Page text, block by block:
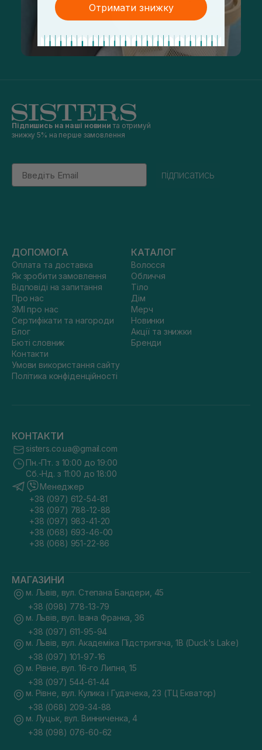
Підпишись на наші новини та отримуй
знижку 5% на перше замовлення
Email
підписатись
ДОПОМОГА
Оплата та доставка
Як зробити замовлення
Відповіді на запитання
Про нас
ЗМІ про нас
Сертифікати та нагороди
Блог
Бюті словник
Контакти
Умови використання сайту
Політика конфіденційності
КАТАЛОГ
Волосся
Обличчя
Тіло
Дім
Мерч
Новинки
Акції та знижки
Бренди
КОНТАКТИ
sisters.co.ua@gmail.com
Пн.-Пт. з 10:00 до 19:00
Сб.-Нд. з 11:00 до 18:00
Менеджер
+38 (097) 612-54-81
+38 (097) 788-12-88
+38 (097) 983-41-20
+38 (068) 693-46-00
+38 (068) 951-22-86
МАГАЗИНИ
м. Львів, вул. Степана Бандери, 45
+38 (098) 778-13-79
м. Львів, вул. Івана Франка, 36
+38 (097) 611-95-94
м. Львів, вул. Академіка Підстригача, 1В (Duck's Lake)
+38 (097) 101-97-16
м. Рівне, вул. 16-го Липня, 15
+38 (097) 544-61-44
м. Рівне, вул. Кулика і Гудачека, 23 (ТЦ Екватор)
+38 (068) 209-34-88
м. Луцьк, вул. Винниченка, 4
+38 (098) 076-60-62
Отримати знижку